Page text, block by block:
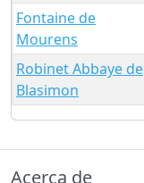
Fontaine de
Mourens
Robinet Abbaye de
Blasimon
Acerca de